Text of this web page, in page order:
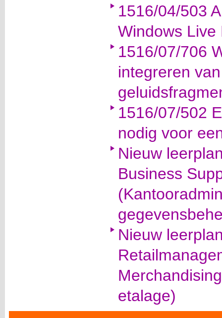
1516/04/503
Windows Live
1516/07/706
integreren
1516/07/502
nodig voor
Nieuw
Business
Nieuw
etalage)